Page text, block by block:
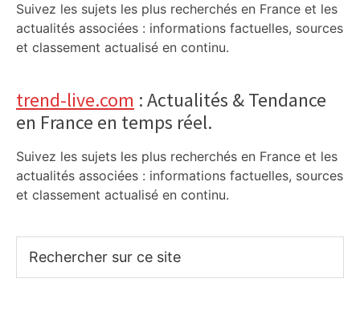
Suivez les sujets les plus recherchés en France et les
actualités associées : informations factuelles, sources
et classement actualisé en continu.
trend-live.com : Actualités & Tendance
en France en temps réel.
Suivez les sujets les plus recherchés en France et les
actualités associées : informations factuelles, sources
et classement actualisé en continu.
sur